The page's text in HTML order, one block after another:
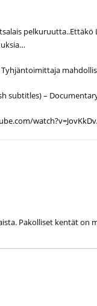
pelkuruutta..Ettäkö
subtitles) –
Pakolliset kentät on